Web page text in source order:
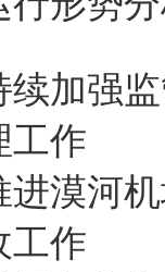
续加强
工作
进漠河
工作